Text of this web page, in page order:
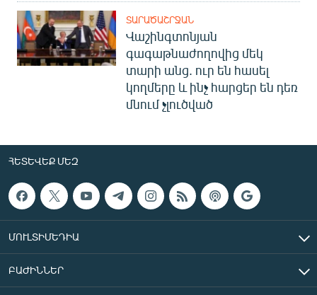
ՏԱՐԱԾԱՇՐՋԱՆ
Վաշինգտոնյան
գագաթնաժողովից մեկ
տարի անց. ուր են հասել
կողմերը և ինչ հարցեր են դեռ
մնում չլուծված
ՀԵՏԵՎԵՔ ՄԵԶ
ՄՈՒԼՏԻՄԵԴԻԱ
ԲԱԺԻՆՆԵՐ